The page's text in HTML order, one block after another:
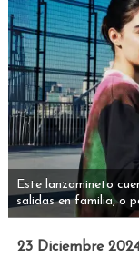
Este lanzamineto
salidas en familia, o
23 Diciembre